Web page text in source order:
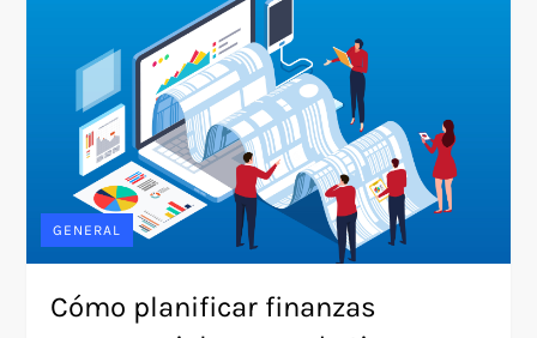
GENERAL
Cómo planificar finanzas